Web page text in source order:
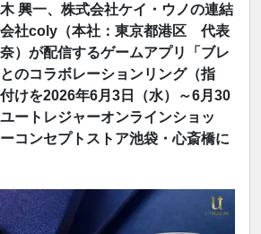
興一、株式会社ケイ・ウノの連結
社coly（本社：東京都港区 代表
）が配信するゲームアプリ「ブレ
のコラボレーションリング（指
けを2026年6月3日（水）～6月30
ートレジャーオンラインショッ
コンセプトストア池袋・心斎橋に